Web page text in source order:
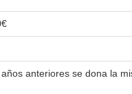
anteriores se dona la